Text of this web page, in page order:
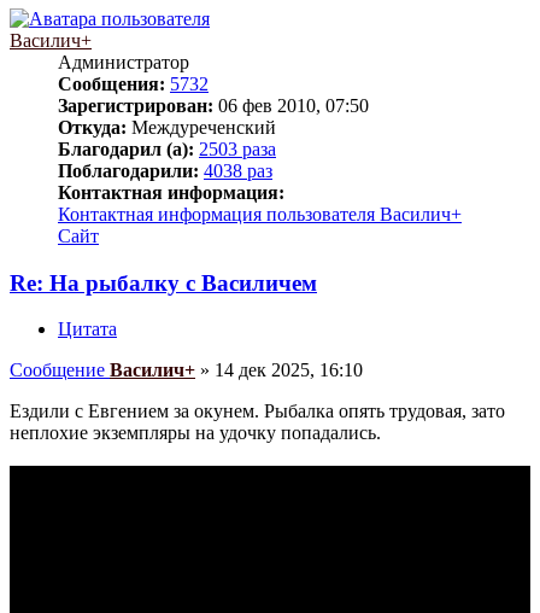
Василич+
Администратор
Сообщения: 5732
Зарегистрирован: 06 фев 2010, 07:50
Откуда: Междуреченский
Благодарил (а): 2503 раза
Поблагодарили: 4038 раз
Контактная информация:
Контактная информация пользователя Василич+
Сайт
Re: На рыбалку с Василичем
Цитата
Сообщение Василич+ » 14 дек 2025, 16:10
Ездили с Евгением за окунем. Рыбалка опять трудовая, зато
неплохие экземпляры на удочку попадались.